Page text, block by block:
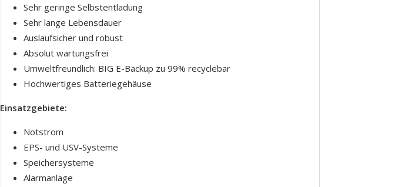
Sehr geringe Selbstentladung
Sehr lange Lebensdauer
Auslaufsicher und robust
Absolut wartungsfrei
Umweltfreundlich: BIG E-Backup zu 99% recyclebar
Hochwertiges Batteriegehäuse
Einsatzgebiete:
Notstrom
EPS- und USV-Systeme
Speichersysteme
Alarmanlage